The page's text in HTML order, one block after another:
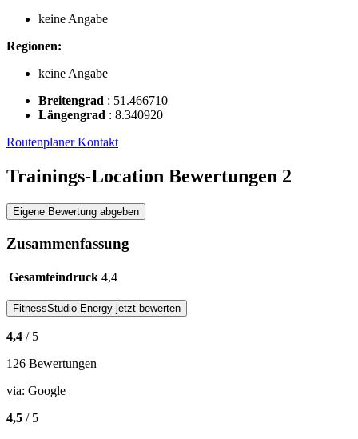
keine Angabe
Regionen:
keine Angabe
Breitengrad : 51.466710
Längengrad : 8.340920
RoutenplanerKontakt
Trainings-Location Bewertungen 2
Eigene Bewertung abgeben
Zusammenfassung
Gesamteindruck 4,4
FitnessStudio Energy jetzt bewerten
4,4 / 5
126 Bewertungen
via: Google
4,5 / 5